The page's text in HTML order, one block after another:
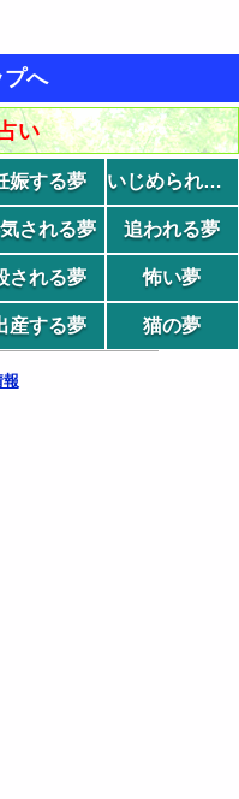
へ
い
娠する夢 いじめられる夢
される夢 追われる夢
される夢 怖い夢
産する夢 猫の夢